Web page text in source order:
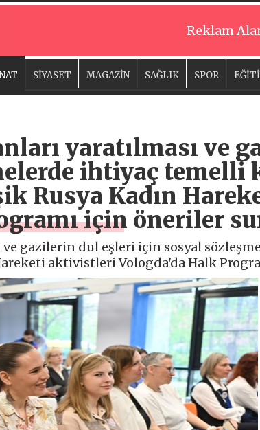
Reklam
SİYASET MAGAZİN SAĞLIK SPOR
yaratılması ve
ihtiyaç
Rusya Kadın
için öneriler
ve gazilerin dul eşleri için sosyal
aktivistleri Vologda'da Halk